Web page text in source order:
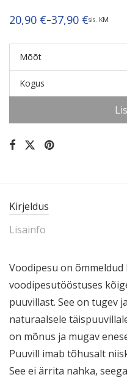
20,90 €–37,90 €
Hinnavahemik: sis. KM
Mõõt
Kogus
Kirjeldus
Lisainfo
Voodipesu on
voodi­pe­su­töös­tuses
puuvillast. See on tugev
naturaalsele
on mõnus ja mugav
Puuvill imab tõhusalt
See ei ärrita nahka,